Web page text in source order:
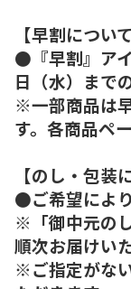
【早割について
●『早割』ア
日（水）まで
※一部商品は
す。各商品ペ
【のし・包装
●ご希望によ
※「御中元の
順次お届けい
※ご指定がな